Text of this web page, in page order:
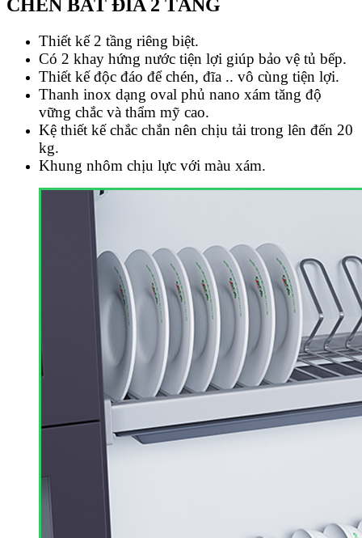
CHÉN BÁT ĐĨA 2 TẦNG
Thiết kế 2 tầng riêng biệt.
Có 2 khay hứng nước tiện lợi giúp bảo vệ tủ bếp.
Thiết kế độc đáo để chén, đĩa .. vô cùng tiện lợi.
Thanh inox dạng oval phủ nano xám tăng độ
vững chắc và thẩm mỹ cao.
Kệ thiết kế chắc chắn nên chịu tải trong lên đến 20
kg.
Khung nhôm chịu lực với màu xám.